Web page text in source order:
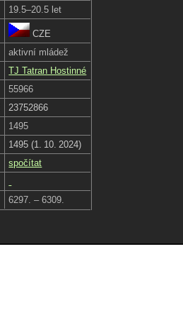
19.5–20.5 let
CZE
aktivní mládež
TJ Tatran Hostinné
55966
23752866
1495
1495 (1. 10. 2024)
spočítat
6297. – 6309.